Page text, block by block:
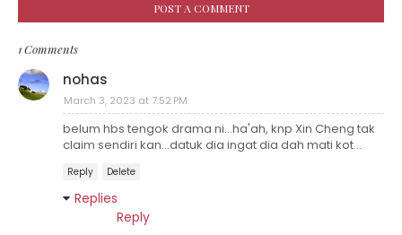
POST A COMMENT
1 Comments
nohas
March 3, 2023 at 7:52 PM
belum hbs tengok drama ni...ha'ah, knp Xin Cheng tak
claim sendiri kan...datuk dia ingat dia dah mati kot...
Reply Delete
Replies
Reply